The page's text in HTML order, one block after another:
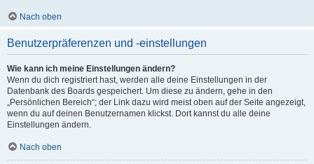
Nach oben
Benutzerpräferenzen und -einstellungen
Wie kann ich meine Einstellungen ändern?
Wenn du dich registriert hast, werden alle deine Einstellungen in der
Datenbank des Boards gespeichert. Um diese zu ändern, gehe in den
„Persönlichen Bereich“; der Link dazu wird meist oben auf der Seite angezeigt,
wenn du auf deinen Benutzernamen klickst. Dort kannst du alle deine
Einstellungen ändern.
Nach oben